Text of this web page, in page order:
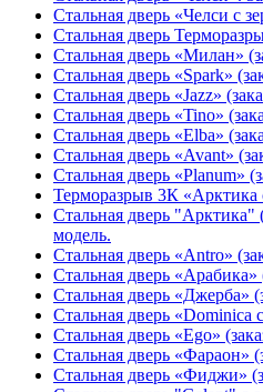
Стальная дверь «Челси с
Стальная дверь
Стальная дверь «Милан»
Стальная дверь «Spark»
Стальная дверь «Jazz»
Стальная дверь «Tino»
Стальная дверь «Elba»
Стальная дверь «Avant»
Стальная дверь «Planum»
Терморазрыв 3К «Арктика
Стальная дверь "Арктика"
модель.
Стальная дверь «Antro»
Стальная дверь «Арабика»
Стальная дверь «Джерба»
Стальная дверь «Dominica
Стальная дверь «Ego»
Стальная дверь «Фараон»
Стальная дверь «Фиджи»